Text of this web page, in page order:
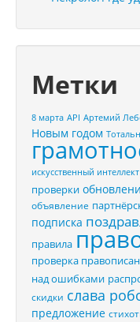
Метки
8 марта API Артемий
Новым годом
искусственный интеллект
проверки
объявление
подписка
правила
проверка
над ошибками
скидки слава
предложение